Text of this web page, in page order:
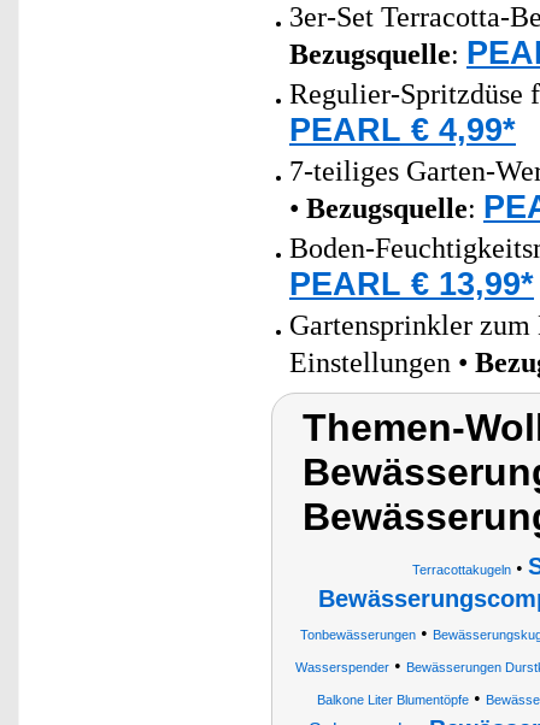
3er-Set Terracotta-
Bezugsquelle:
Regulier-Spritzdüse
PEARL € 4,99*
7-teiliges Garten-
• Bezugsquelle:
Boden-
PEARL € 13,99*
Gartensprinkler zum
Einstellungen •
Themen-
Terracottakugeln•
Tonbewässerungen•
Wasserspender• Bewässerungen
Balkone Liter Blumentöpfe •